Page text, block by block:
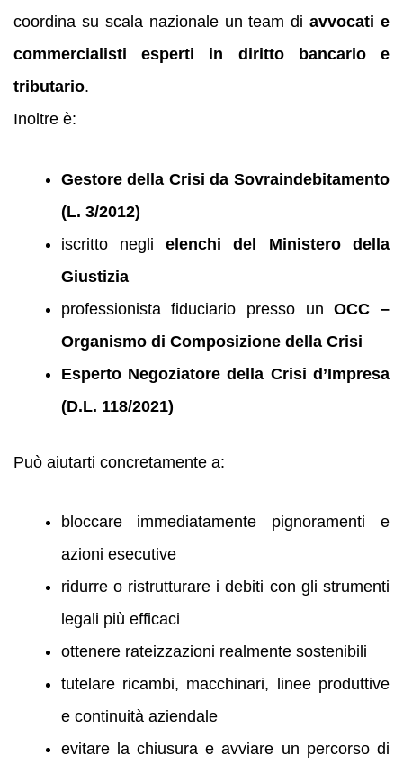
coordina su scala nazionale un team diavvocati e
commercialisti esperti in diritto bancario e
tributario.
Inoltre è:
Gestore della Crisi da Sovraindebitamento
(L. 3/2012)
iscritto neglielenchi del Ministero della
Giustizia
professionista fiduciario presso unOCC –
Organismo di Composizione della Crisi
Esperto Negoziatore della Crisi d’Impresa
(D.L. 118/2021)
Può aiutarti concretamente a:
bloccare immediatamente pignoramenti e
azioni esecutive
ridurre o ristrutturare i debiti con gli strumenti
legali più efficaci
ottenere rateizzazioni realmente sostenibili
tutelare ricambi, macchinari, linee produttive
e continuità aziendale
evitare la chiusura e avviare un percorso di